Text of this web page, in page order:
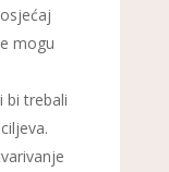
mogu
bi trebali